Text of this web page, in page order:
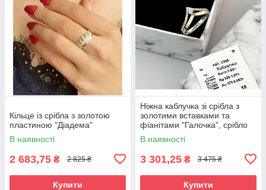
Кільце із срібла з золотою
пластиною "Діадема"
В наявності
2 683,75 ₴ 2 825 ₴
Купити
Ніжна каблучка зі срібла з
золотими вставками та
фіанітами "Галочка", срібло
925 / золото 375
В наявності
3 301,25 ₴ 3 475 ₴
Купити